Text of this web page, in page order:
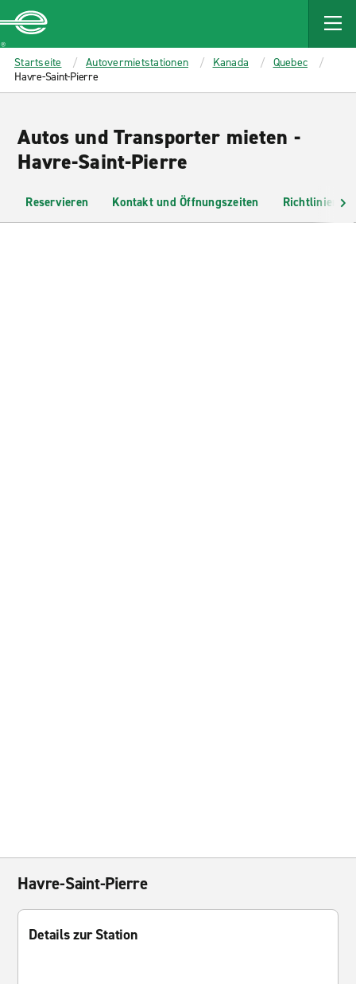
MAIN
CONTENT
Enterprise
Startseite Autovermietstationen Kanada
Quebec
Havre-Saint-Pierre
Autos und Transporter mieten -
Havre-Saint-Pierre
Reservieren Kontakt und Öffnungszeiten Richtlinien
Havre-Saint-Pierre
Details zur Station